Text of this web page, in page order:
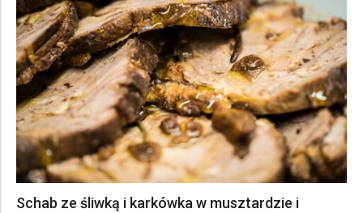
Schab ze śliwką i karkówka w musztardzie i